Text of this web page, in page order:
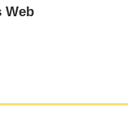
Web